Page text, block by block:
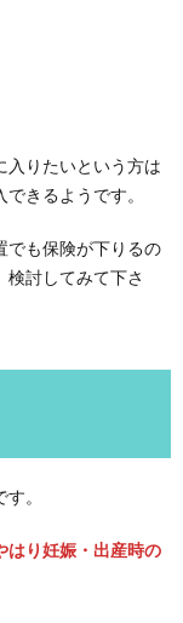
入りたいという方は
きるようです。
でも保険が下りるの
討してみて下さ
。
はり妊娠・出産時の